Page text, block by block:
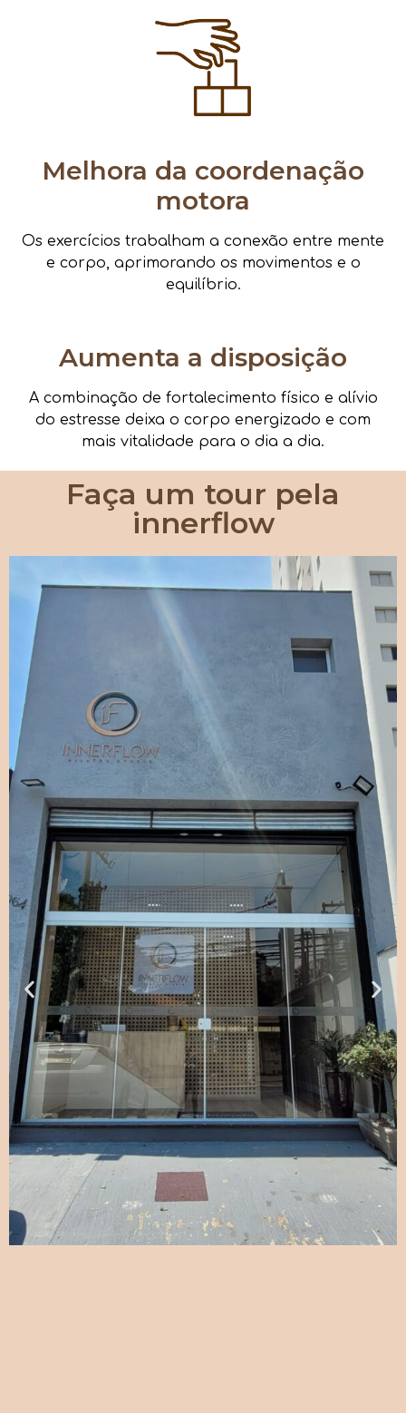
Melhora da coordenação
motora
Os exercícios trabalham a conexão entre mente
e corpo, aprimorando os movimentos e o
equilíbrio.
Aumenta a disposição
A combinação de fortalecimento físico e alívio
do estresse deixa o corpo energizado e com
mais vitalidade para o dia a dia.
Faça um tour pela
innerflow